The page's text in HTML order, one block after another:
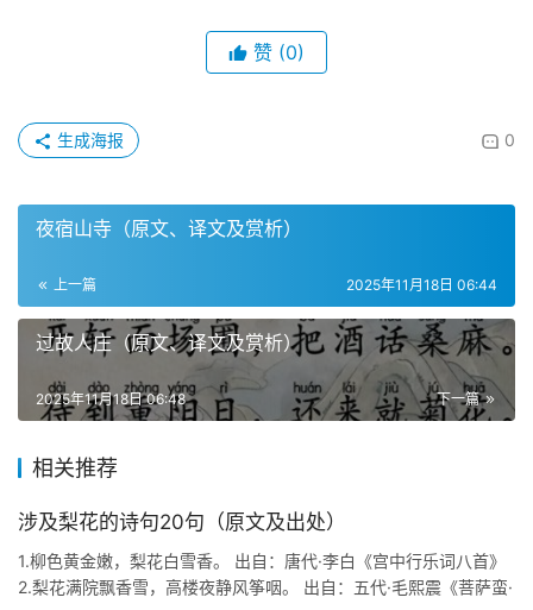
赞 (0)
0
生成海报
夜宿山寺（原文、译文及赏析）
上一篇 2025年11月18日 06:44
过故人庄（原文、译文及赏析）
下一篇
2025年11月18日 06:48
相关推荐
涉及梨花的诗句20句（原文及出处）
1.柳色黄金嫩，梨花白雪香。 出自：唐代·李白《宫中行乐词八首》
2.梨花满院飘香雪，高楼夜静风筝咽。 出自：五代·毛熙震《菩萨蛮·